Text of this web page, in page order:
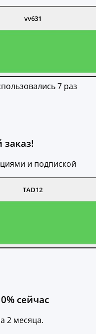
vv631
7 раз
и подпиской
TAD12
сейчас
2 месяца.